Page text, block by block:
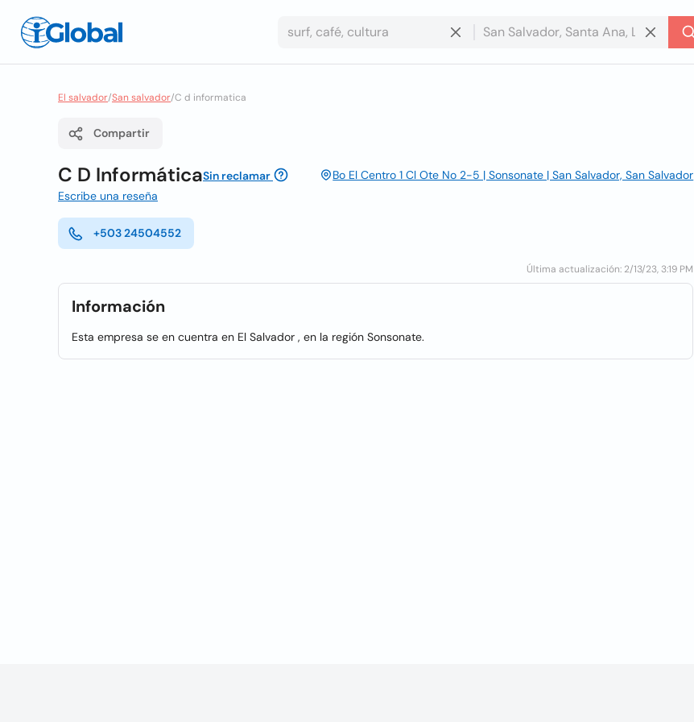
El salvador/San salvador/C d informatica
Compartir
C D InformáticaSin reclamar
Bo El Centro 1 Cl Ote No 2-5 | Sonsonate | San Salvador, San Salvador
Escribe una reseña
+503 24504552
Última actualización: 2/13/23, 3:19 PM
Información
Esta empresa se en cuentra en El Salvador , en la región Sonsonate.